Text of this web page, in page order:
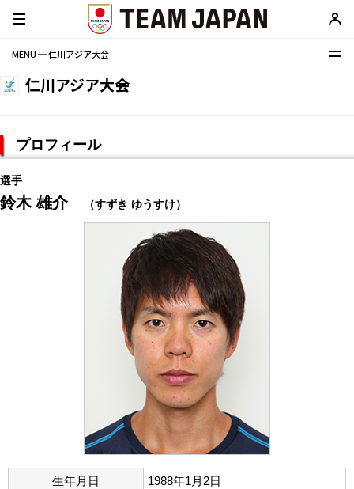
MENU ─ 仁川アジア大会
仁川アジア大会
プロフィール
選手
鈴木 雄介 （すずき ゆうすけ）
生年月日
1988年1月2日